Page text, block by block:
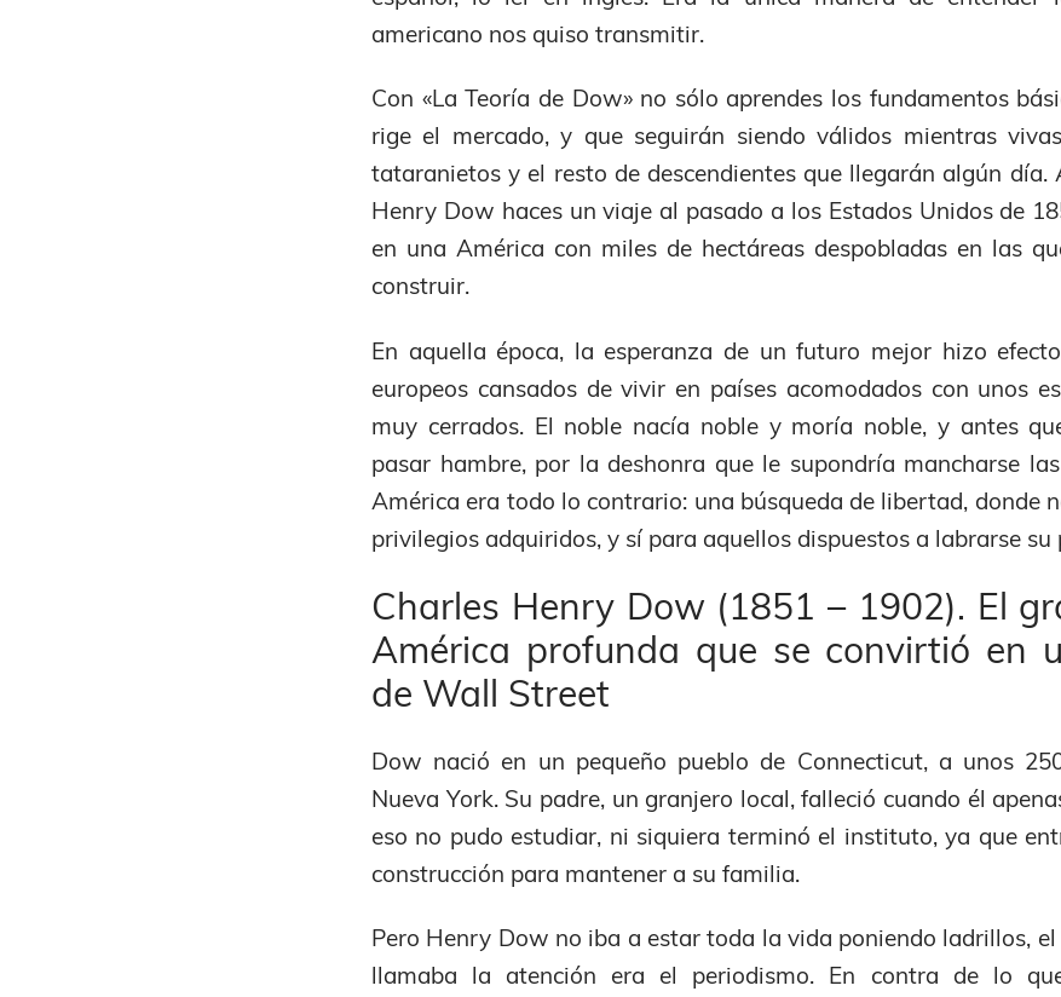
americano nos quiso transmitir.
Con «La Teoría de Dow» no sólo aprendes los fundamentos
rige el mercado, y que seguirán siendo válidos mientras
tataranietos y el resto de descendientes que llegarán algún día.
Henry Dow haces un viaje al pasado a los Estados Unidos de
en una América con miles de hectáreas despobladas en las
construir.
En aquella época, la esperanza de un futuro mejor hizo
europeos cansados de vivir en países acomodados con unos
muy cerrados. El noble nacía noble y moría noble, y antes
pasar hambre, por la deshonra que le supondría mancharse
América era todo lo contrario: una búsqueda de libertad, donde
privilegios adquiridos, y sí para aquellos dispuestos a labrarse
Charles Henry Dow (1851 – 1902). El
América profunda que se convirtió en
de Wall Street
Dow nació en un pequeño pueblo de Connecticut, a unos
Nueva York. Su padre, un granjero local, falleció cuando él
eso no pudo estudiar, ni siquiera terminó el instituto, ya que
construcción para mantener a su familia.
Pero Henry Dow no iba a estar toda la vida poniendo ladrillos,
llamaba la atención era el periodismo. En contra de lo